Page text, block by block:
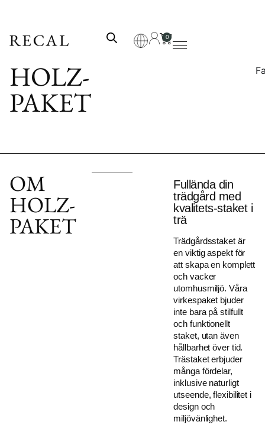
0
HOLZ-
PAKET
OM
HOLZ-
PAKET
Fullända din
trädgård med
kvalitets-staket i
trä
Trädgårdsstaket är
en viktig aspekt för
att skapa en komplett
och vacker
utomhusmiljö. Våra
virkespaket bjuder
inte bara på stilfullt
och funktionellt
staket, utan även
hållbarhet över tid.
Trästaket erbjuder
många fördelar,
inklusive naturligt
utseende, flexibilitet i
design och
miljövänlighet.